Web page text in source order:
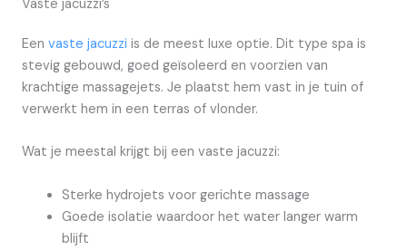
Vaste jacuzzi’s
Een vaste jacuzzi is de meest luxe optie. Dit type spa is
stevig gebouwd, goed geïsoleerd en voorzien van
krachtige massagejets. Je plaatst hem vast in je tuin of
verwerkt hem in een terras of vlonder.
Wat je meestal krijgt bij een vaste jacuzzi:
Sterke hydrojets voor gerichte massage
Goede isolatie waardoor het water langer warm
blijft